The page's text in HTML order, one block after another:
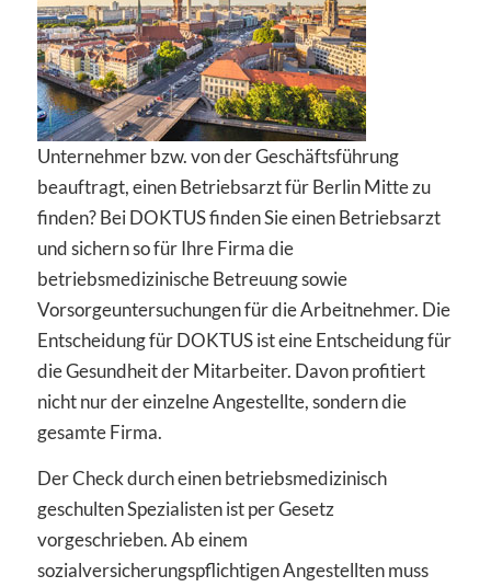
Unternehmer bzw. von der Geschäftsführung
beauftragt, einen Betriebsarzt für Berlin Mitte zu
finden? Bei DOKTUS finden Sie einen Betriebsarzt
und sichern so für Ihre Firma die
betriebsmedizinische Betreuung sowie
Vorsorgeuntersuchungen für die Arbeitnehmer. Die
Entscheidung für DOKTUS ist eine Entscheidung für
die Gesundheit der Mitarbeiter. Davon profitiert
nicht nur der einzelne Angestellte, sondern die
gesamte Firma.
Der Check durch einen betriebsmedizinisch
geschulten Spezialisten ist per Gesetz
vorgeschrieben. Ab einem
sozialversicherungspflichtigen Angestellten muss